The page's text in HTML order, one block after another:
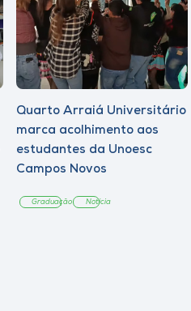
Quarto Arraiá Universitário
marca acolhimento aos
estudantes da Unoesc
Campos Novos
Graduação Notícia